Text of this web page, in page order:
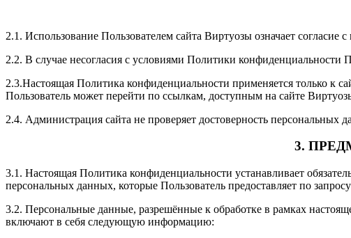
2.1. Использование Пользователем сайта Виртуозы означает
2.2. В случае несогласия с условиями Политики конфиденциальности
2.3.Настоящая Политика конфиденциальности применяется только к
Пользователь может перейти по ссылкам, доступным на сайте
2.4. Администрация сайта не проверяет достоверность персональных
3.
3.1. Настоящая Политика конфиденциальности устанавливает
персональных данных, которые Пользователь предоставляет по
3.2. Персональные данные, разрешённые к обработке в рамках
включают в себя следующую информацию: